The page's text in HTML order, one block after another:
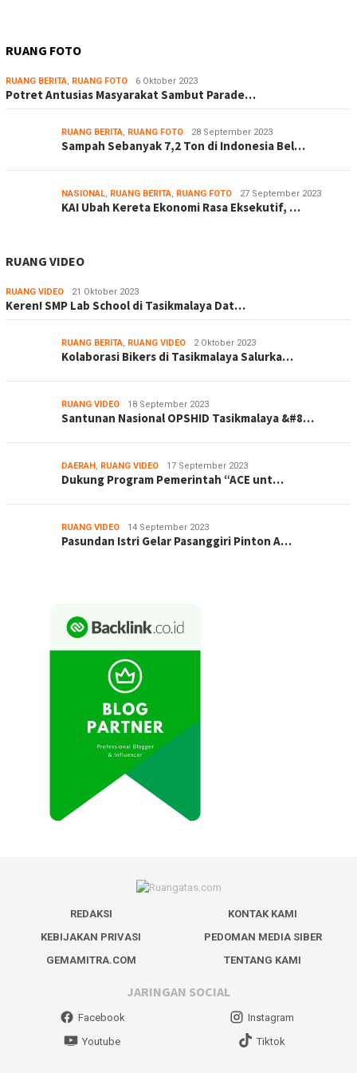
RUANG FOTO
RUANG BERITA, RUANG FOTO 6 Oktober 2023
Potret Antusias Masyarakat Sambut Parade…
RUANG BERITA, RUANG FOTO 28 September 2023
Sampah Sebanyak 7,2 Ton di Indonesia Bel…
NASIONAL, RUANG BERITA, RUANG FOTO 27 September 2023
KAI Ubah Kereta Ekonomi Rasa Eksekutif, …
RUANG VIDEO
RUANG VIDEO 21 Oktober 2023
Keren! SMP Lab School di Tasikmalaya Dat…
RUANG BERITA, RUANG VIDEO 2 Oktober 2023
Kolaborasi Bikers di Tasikmalaya Salurka…
RUANG VIDEO 18 September 2023
Santunan Nasional OPSHID Tasikmalaya &#8…
DAERAH, RUANG VIDEO 17 September 2023
Dukung Program Pemerintah “ACE unt…
RUANG VIDEO 14 September 2023
Pasundan Istri Gelar Pasanggiri Pinton A…
REDAKSI
KONTAK KAMI
KEBIJAKAN PRIVASI
PEDOMAN MEDIA SIBER
GEMAMITRA.COM
TENTANG KAMI
JARINGAN SOCIAL
Facebook
Instagram
Youtube
Tiktok